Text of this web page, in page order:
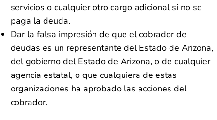
servicios o cualquier otro cargo adicional si no se
paga la deuda.
Dar la falsa impresión de que el cobrador de
deudas es un representante del Estado de Arizona,
del gobierno del Estado de Arizona, o de cualquier
agencia estatal, o que cualquiera de estas
organizaciones ha aprobado las acciones del
cobrador.